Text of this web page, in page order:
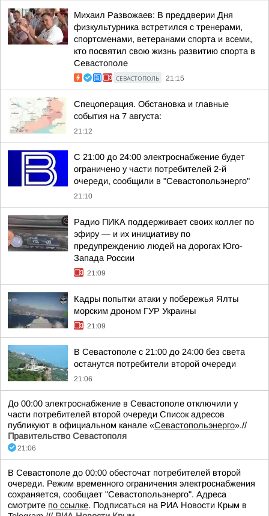
Михаил Развожаев: В преддверии Дня
физкультурника встретился с тренерами,
спортсменами, ветеранами спорта и всеми,
кто посвятил свою жизнь развитию спорта в
Севастополе
СЕВАСТОПОЛЬ 21:15
Спецоперация. Обстановка и главные
события на 7 августа:
21:12
С 21:00 до 24:00 электроснабжение будет
ограничено у части потребителей 2-й
очереди, сообщили в "Севастопольэнерго"
21:10
Радио ПИКА поддерживает своих коллег по
эфиру — и их инициативу по
предупреждению людей на дорогах Юго-
Запада России
21:09
Кадры попытки атаки у побережья Ялты
морским дроном ГУР Украины
21:09
В Севастополе с 21:00 до 24:00 без света
останутся потребители второй очереди
21:06
До 00:00 электроснабжение в Севастополе отключили у
части потребителей второй очереди Список адресов
публикуют в официальном канале «Севастопольэнерго».//
Правительство Севастополя
21:06
В Севастополе до 00:00 обесточат потребителей второй
очереди. Режим временного ограничения электроснабжения
сохраняется, сообщает "Севастопольэнерго". Адреса
смотрите по ссылке. Подписаться на РИА Новости Крым в